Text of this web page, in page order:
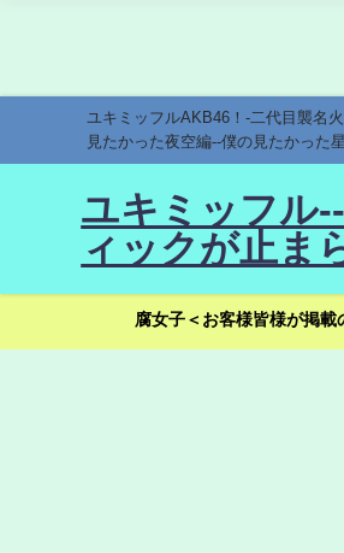
ユキミッフルAKB46！-二代目襲名
見たかった夜空編--僕の見たかった
ユキミッフル
ィックが止ま
腐女子＜お客様皆様が掲載